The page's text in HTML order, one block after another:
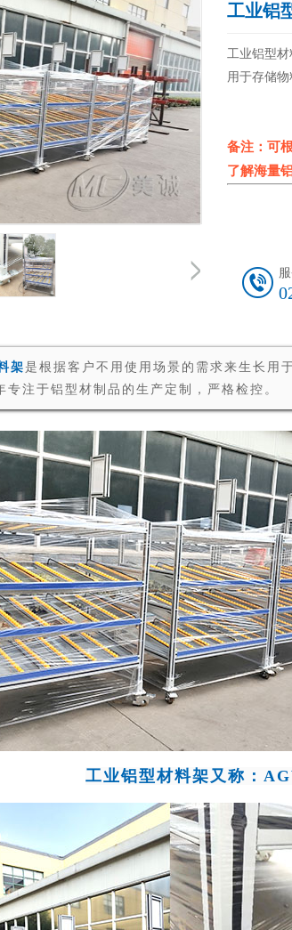
工业铝
工业铝型
用于存储
备注：可
了解海量
架是根据客户不用使用场景的需求来生长用
注于铝型材制品的生产定制，严格检控。
工业铝型材料架又称：